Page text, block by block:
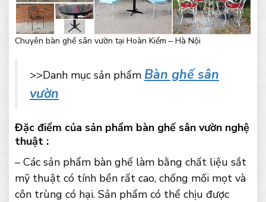
Chuyên bàn ghế sân vườn tại Hoàn Kiếm – Hà Nội
>>Danh mục sản phẩm Bàn ghế sân
vườn
Đặc điểm của sản phẩm bàn ghế sân vườn nghệ
thuật :
– Các sản phẩm bàn ghế làm bằng chất liệu sắt
mỹ thuật có tính bền rất cao, chống mối mọt và
côn trùng có hại. Sản phẩm có thể chịu được